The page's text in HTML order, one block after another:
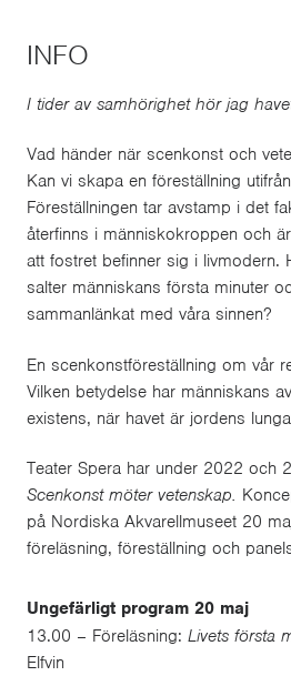
INFO
I tider av samhörighet hör jag
Vad händer när scenkonst och
Kan vi skapa en föreställning
Föreställningen tar avstamp i det
återfinns i människokroppen och
att fostret befinner sig i livmodern.
salter människans första minuter
sammanlänkat med våra sinnen?
En scenkonstföreställning om vår
Vilken betydelse har människans
existens, när havet är jordens
Teater Spera har under 2022 och
Scenkonst möter vetenskap.
på Nordiska Akvarellmuseet 20
föreläsning, föreställning och
Ungefärligt program 20 maj
13.00 – Föreläsning: Livets första
Elfvin